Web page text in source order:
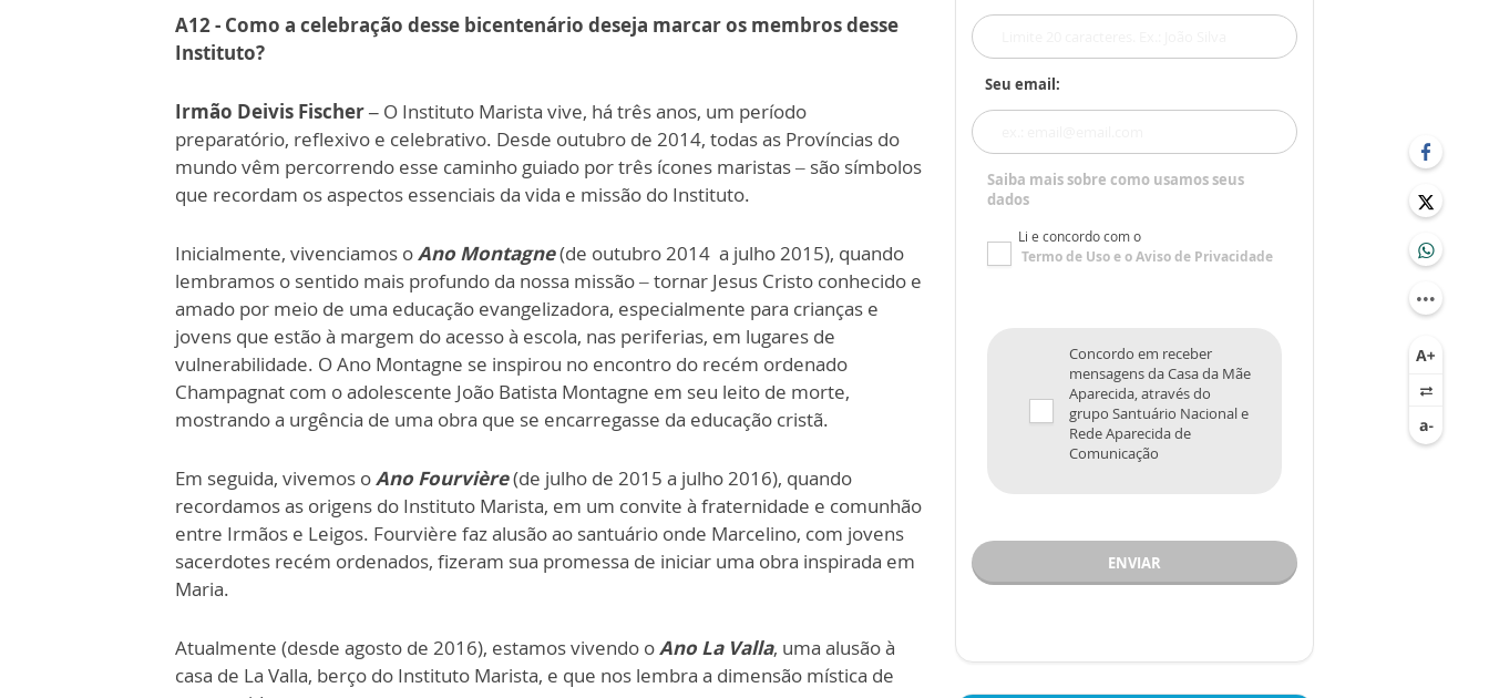
A12 - Como a celebração desse bicentenário deseja marcar os membros desse
Instituto?
Irmão Deivis Fischer – O Instituto Marista vive, há três anos, um período
preparatório, reflexivo e celebrativo. Desde outubro de 2014, todas as Províncias do
mundo vêm percorrendo esse caminho guiado por três ícones maristas – são símbolos
que recordam os aspectos essenciais da vida e missão do Instituto.
Inicialmente, vivenciamos oAno Montagne(de outubro 2014 a julho 2015), quando
lembramos o sentido mais profundo da nossa missão – tornar Jesus Cristo conhecido e
amado por meio de uma educação evangelizadora, especialmente para crianças e
jovens que estão à margem do acesso à escola, nas periferias, em lugares de
vulnerabilidade. O Ano Montagne se inspirou no encontro do recém ordenado
Champagnat com o adolescente João Batista Montagne em seu leito de morte,
mostrando a urgência de uma obra que se encarregasse da educação cristã.
Em seguida, vivemos oAno Fourvière(de julho de 2015 a julho 2016), quando
recordamos as origens do Instituto Marista, em um convite à fraternidade e comunhão
entre Irmãos e Leigos. Fourvière faz alusão ao santuário onde Marcelino, com jovens
sacerdotes recém ordenados, fizeram sua promessa de iniciar uma obra inspirada em
Maria.
Atualmente (desde agosto de 2016), estamos vivendo oAno La Valla, uma alusão à
casa de La Valla, berço do Instituto Marista, e que nos lembra a dimensão mística de
Seu email:
Saiba mais sobre como usamos seus
dados
Li e concordo com o
Termo de Usoe oAviso de Privacidade
Concordo em receber
mensagens da Casa da Mãe
Aparecida, através do
grupo Santuário Nacional e
Rede Aparecida de
Comunicação
ENVIAR